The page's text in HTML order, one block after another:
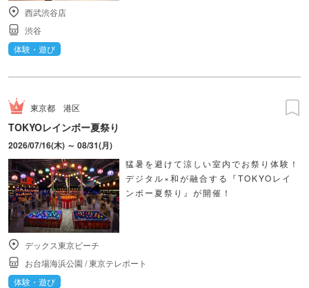
西武渋谷店
渋谷
体験・遊び
東京都 港区
TOKYOレインボー夏祭り
2026/07/16(木) ～ 08/31(月)
猛暑を避けて涼しい室内でお祭り体験！
デジタル×和が融合する『TOKYOレイ
ンボー夏祭り』が開催！
デックス東京ビーチ
お台場海浜公園 /東京テレポート
体験・遊び